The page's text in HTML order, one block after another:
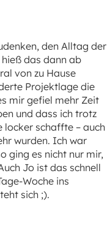
den Alltag der
hieß das dann ab
von zu Hause
Projektlage die
mir gefiel mehr Zeit
und dass ich trotz
schaffte – auch
wurden. Ich war
ging es nicht nur mir,
Jo ist das schnell
Woche ins
sich ;).